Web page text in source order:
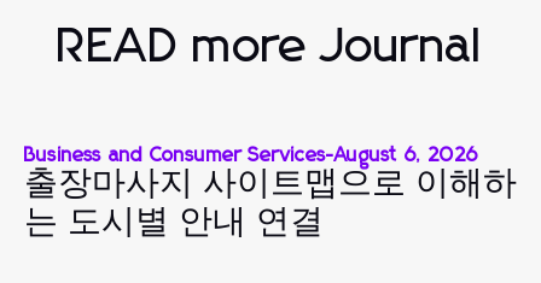
READ more Journal
Business and Consumer Services-August 6, 2026
출장마사지 사이트맵으로 이해하
는 도시별 안내 연결